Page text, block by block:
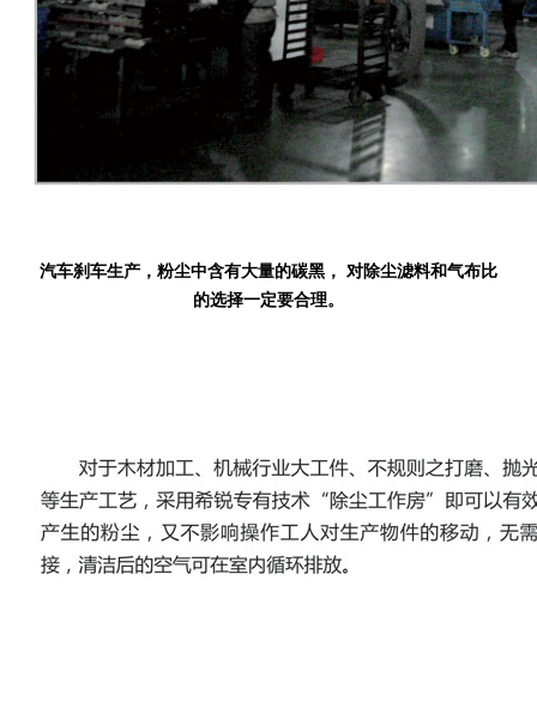
汽车刹车生产，粉尘中含有大量的碳黑， 对除尘滤料和气布比
的选择一定要合理。